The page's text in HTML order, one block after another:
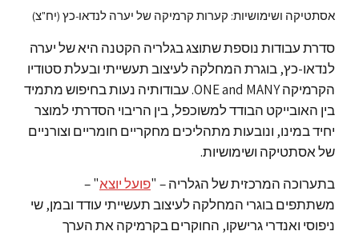
אסתטיקה ושימושיות: קערות קרמיקה של יערה לנדאו-כץ (יח"צ)
סדרת עבודות נוספת שתוצג בגלריה הקטנה היא של יערה
לנדאו-כץ, בוגרת המחלקה לעיצוב תעשייתי ובעלת סטודיו
הקרמיקה
ONE and MANY. עבודותיה נעות בחיפוש מתמיד
בין האובייקט הבודד למשוכפל, בין הריבוי הסדרתי למוצר
יחיד במינו, ונובעות מתהליכים מחקריים חומריים וצורניים
של אסתטיקה ושימושיות.
בתערוכה המרכזית של הגלריה – "פועל יוצא" –
משתתפים בוגרי המחלקה לעיצוב תעשייתי עודד ובמן, שי
ניפוסי ואנדרי גרישקו, החוקרים בקרמיקה את הערך